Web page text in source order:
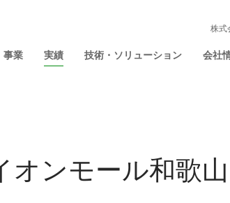
事業 実績 技術・ソリューション 会社
株式
オンモール和歌山